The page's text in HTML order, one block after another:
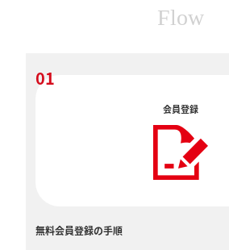
Flow
01
会員登録
無料会員登録の手順